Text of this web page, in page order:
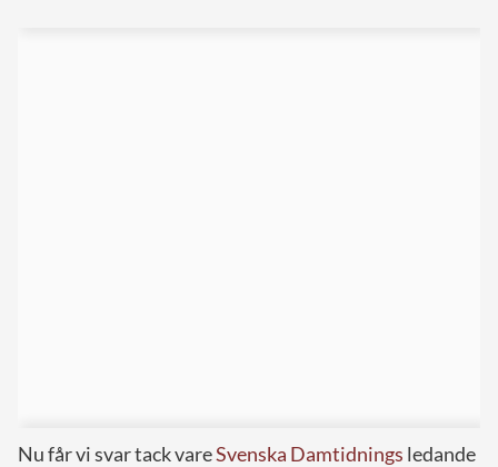
Nu får vi svar tack vareSvenska Damtidnings ledande